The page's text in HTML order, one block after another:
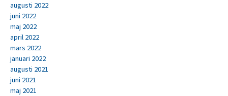
augusti 2022
juni 2022
maj 2022
april 2022
mars 2022
januari 2022
augusti 2021
juni 2021
maj 2021